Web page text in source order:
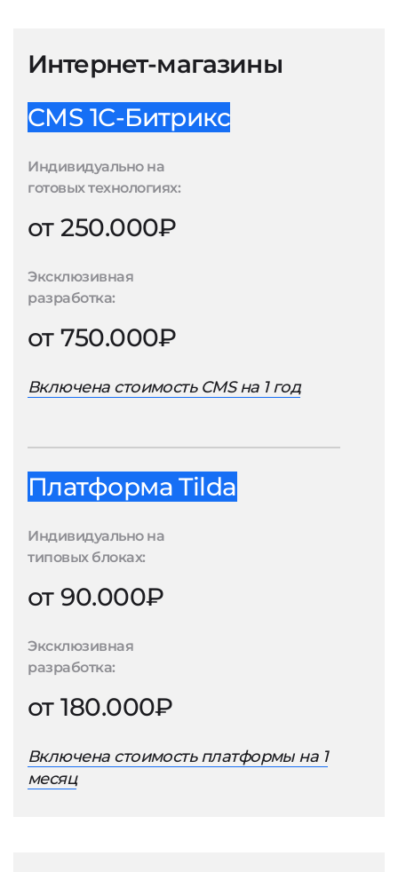
Интернет-магазины
CMS 1С-Битрикс
Индивидуально на
готовых технологиях:
от 250.000₽
Эксклюзивная
разработка:
от 750.000₽
Включена стоимость CMS на 1 год
Платформа Tilda
Индивидуально на
типовых блоках:
от 90.000₽
Эксклюзивная
разработка:
от 180.000₽
Включена стоимость платформы на 1
месяц